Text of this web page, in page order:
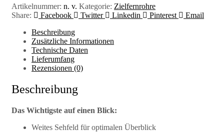
Artikelnummer: n. v. Kategorie: Zielfernrohre
Share:
Facebook Twitter Linkedin Pinterest
Email
Beschreibung
Zusätzliche Informationen
Technische Daten
Lieferumfang
Rezensionen (0)
Beschreibung
Das Wichtigste auf einen Blick:
Weites Sehfeld für optimalen Überblick